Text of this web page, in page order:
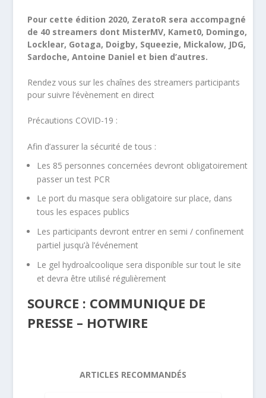
Pour cette édition 2020, ZeratoR sera accompagné
de 40 streamers dont MisterMV, Kamet0, Domingo,
Locklear, Gotaga, Doigby, Squeezie, Mickalow, JDG,
Sardoche, Antoine Daniel et bien d’autres.
Rendez vous sur les chaînes des streamers participants
pour suivre l’évènement en direct
Précautions COVID-19 :
Afin d’assurer la sécurité de tous :
Les 85 personnes concernées devront obligatoirement
passer un test PCR
Le port du masque sera obligatoire sur place, dans
tous les espaces publics
Les participants devront entrer en semi / confinement
partiel jusqu’à l’événement
Le gel hydroalcoolique sera disponible sur tout le site
et devra être utilisé régulièrement
SOURCE : COMMUNIQUE DE
PRESSE – HOTWIRE
ARTICLES RECOMMANDÉS